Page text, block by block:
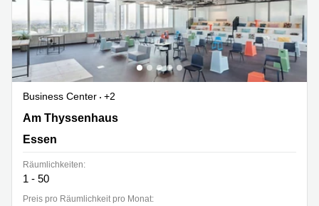
Business Center
+2
Am Thyssenhaus 1-3, Essen
Am Thyssenhaus
Essen
Räumlichkeiten:
1 - 50
Preis pro Räumlichkeit pro Monat: